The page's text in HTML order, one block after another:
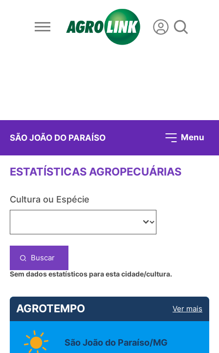
SÃO JOÃO DO PARAÍSO Menu
ESTATÍSTICAS AGROPECUÁRIAS
Cultura ou Espécie
Buscar
Sem dados estatísticos para esta cidade/cultura.
AGROTEMPO Ver mais
São João do Paraíso/MG